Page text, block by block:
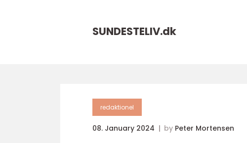
SUNDESTELIV.dk
redaktionel
08. January 2024 by Peter Mortensen